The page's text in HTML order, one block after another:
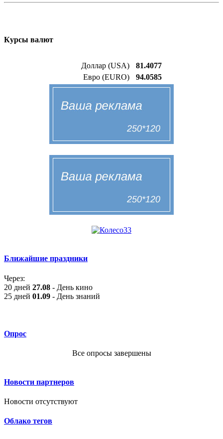
Курсы валют
Доллар (USA)
81.4077
Евро (EURO)
94.0585
Ближайшие праздники
Через:
20 дней 27.08 - День кино
25 дней 01.09 - День знаний
Опрос
Все опросы завершены
Новости партнеров
Новости отсутствуют
Облако тегов